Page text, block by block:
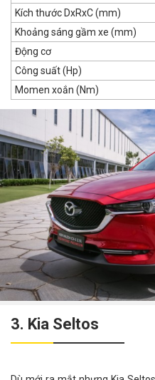
Kích thước DxRxC (mm)
Khoảng sáng gầm xe (mm)
Động cơ
Công suất (Hp)
Momen xoắn (Nm)
3. Kia Seltos